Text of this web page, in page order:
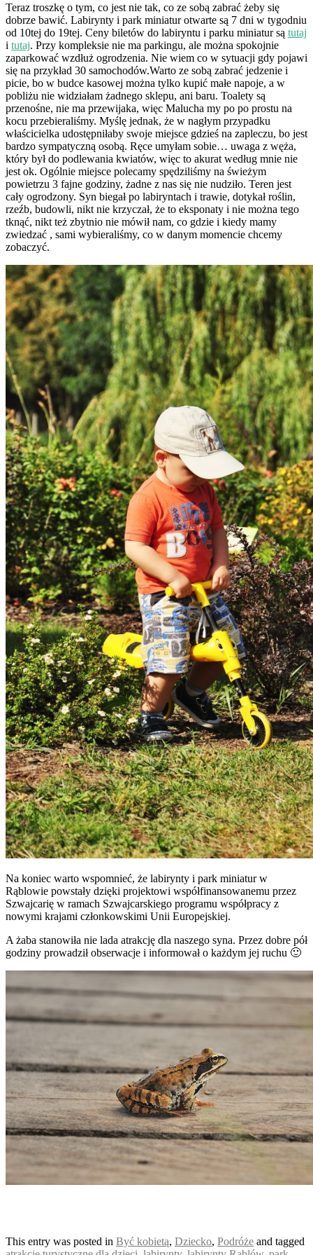
Teraz troszkę o tym, co jest nie tak, co ze sobą zabrać żeby się
dobrze bawić. Labirynty i park miniatur otwarte są 7 dni w tygodniu
od 10tej do 19tej. Ceny biletów do labiryntu i parku miniatur są tutaj
i tutaj. Przy kompleksie nie ma parkingu, ale można spokojnie
zaparkować wzdłuż ogrodzenia. Nie wiem co w sytuacji gdy pojawi
się na przykład 30 samochodów.Warto ze sobą zabrać jedzenie i
picie, bo w budce kasowej można tylko kupić małe napoje, a w
pobliżu nie widziałam żadnego sklepu, ani baru. Toalety są
przenośne, nie ma przewijaka, więc Malucha my po po prostu na
kocu przebieraliśmy. Myślę jednak, że w nagłym przypadku
właścicielka udostępniłaby swoje miejsce gdzieś na zapleczu, bo jest
bardzo sympatyczną osobą. Ręce umyłam sobie… uwaga z węża,
który był do podlewania kwiatów, więc to akurat według mnie nie
jest ok. Ogólnie miejsce polecamy spędziliśmy na świeżym
powietrzu 3 fajne godziny, żadne z nas się nie nudziło. Teren jest
cały ogrodzony. Syn biegał po labiryntach i trawie, dotykał roślin,
rzeźb, budowli, nikt nie krzyczał, że to eksponaty i nie można tego
tknąć, nikt też zbytnio nie mówił nam, co gdzie i kiedy mamy
zwiedzać , sami wybieraliśmy, co w danym momencie chcemy
zobaczyć.
Na koniec warto wspomnieć, że labirynty i park miniatur w
Rąblowie powstały dzięki projektowi współfinansowanemu przez
Szwajcarię w ramach Szwajcarskiego programu współpracy z
nowymi krajami członkowskimi Unii Europejskiej.
A żaba stanowiła nie lada atrakcję dla naszego syna. Przez dobre pół
godziny prowadził obserwacje i informował o każdym jej ruchu 🙂
This entry was posted in Być kobietą, Dziecko, Podróże and tagged